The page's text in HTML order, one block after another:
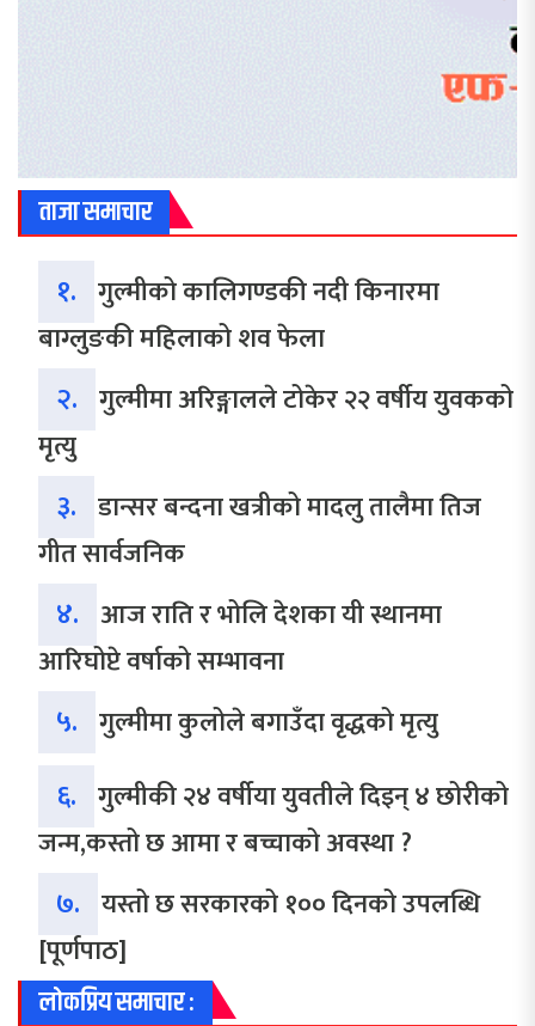
ताजा समाचार
१. गुल्मीको कालिगण्डकी नदी किनारमा
बाग्लुङकी महिलाको शव फेला
२. गुल्मीमा अरिङ्गालले टोकेर २२ वर्षीय युवकको
मृत्यु
३. डान्सर बन्दना खत्रीको मादलु तालैमा तिज
गीत सार्वजनिक
४. आज राति र भोलि देशका यी स्थानमा
आरिघोप्टे वर्षाको सम्भावना
५. गुल्मीमा कुलोले बगाउँदा वृद्धको मृत्यु
६. गुल्मीकी २४ वर्षीया युवतीले दिइन् ४ छोरीको
जन्म,कस्तो छ आमा र बच्चाको अवस्था ?
७. यस्तो छ सरकारको १०० दिनको उपलब्धि
[पूर्णपाठ]
लोकप्रिय समाचार :